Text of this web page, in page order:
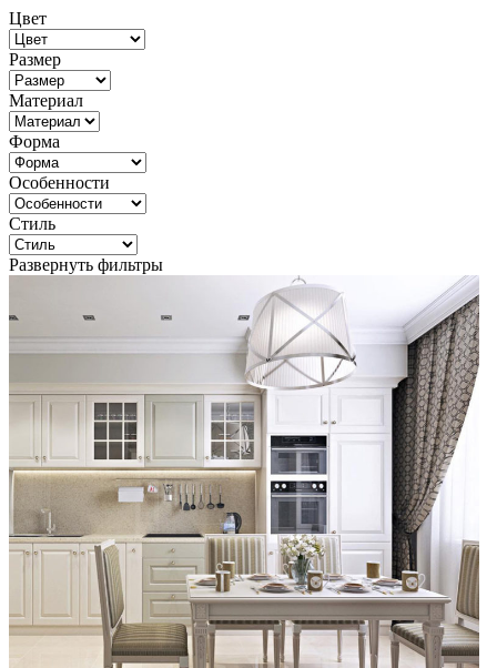
Цвет
Размер
Материал
Форма
Особенности
Стиль
Развернуть фильтры